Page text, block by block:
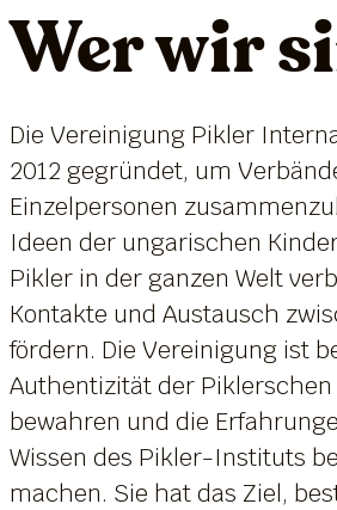
Wer wir
Die Vereinigung Pikler
2012 gegründet, um
Einzelpersonen
Ideen der ungarischen
Pikler in der ganzen Welt
Kontakte und Austausch
fördern. Die Vereinigung ist
Authentizität der Piklerschen
bewahren und die
Wissen des Pikler-Instituts
machen. Sie hat das Ziel,